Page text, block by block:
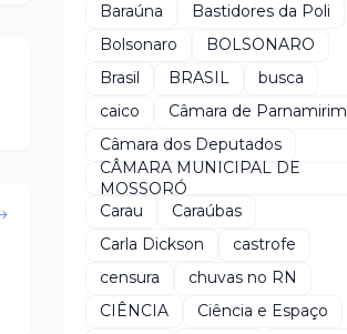
Baraúna
Bastidores da Poli
Bolsonaro
BOLSONARO
Brasil
BRASIL
busca
caico
Câmara de Parnamirim
Câmara dos Deputados
CÂMARA MUNICIPAL DE
MOSSORÓ
Carau
Caraúbas
Carla Dickson
castrofe
censura
chuvas no RN
CIÊNCIA
Ciência e Espaço